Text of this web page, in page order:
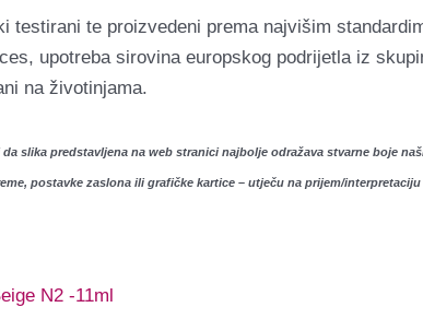
testirani te proizvedeni prema najvišim
upotreba sirovina europskog podrijetla iz
na životinjama.
slika predstavljena na web stranici najbolje odražava stvarne boje
postavke zaslona ili grafičke kartice – utječu na prijem/interpretaciju